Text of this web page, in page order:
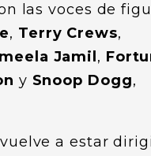
las voces de
, Terry Crews,
Jamil ,
y Snoop Dogg,
a estar